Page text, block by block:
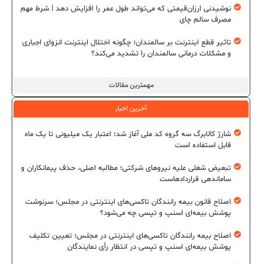
مهمترین مقالات
نوشیدنی ارزان‌قیمتی که می‌تواند طول عمر را افزایش دهد | شرط مهم
مصرف سالم چای
تاثیر قطع اینترنت بر سالمندان؛ چگونه اختلال اینترنت انزوای اجباری
و مشکلات درمانی سالمندان را تشدید می‌کند؟
آخرین اخبار
شارژ کالابرگ سه گروه کد ملی آغاز شد؛ اعتبار یک میلیونی تا یک ماه
قابل استفاده است
تبعیض شغلی علیه نیروهای شرکتی؛ مطالبه اصلی، حذف پیمانکاران و
ساماندهی قراردادهاست
اصلاح قانون بیمه رانندگان تاکسی‌های اینترنتی در مجلس؛ سرنوشت
پوشش بیمه‌ای اسنپ و تپسی چه می‌شود؟
اصلاح بیمه رانندگان تاکسی‌های اینترنتی در مجلس؛ تعیین تکلیف
پوشش بیمه‌ای اسنپ و تپسی در انتظار رأی نمایندگان